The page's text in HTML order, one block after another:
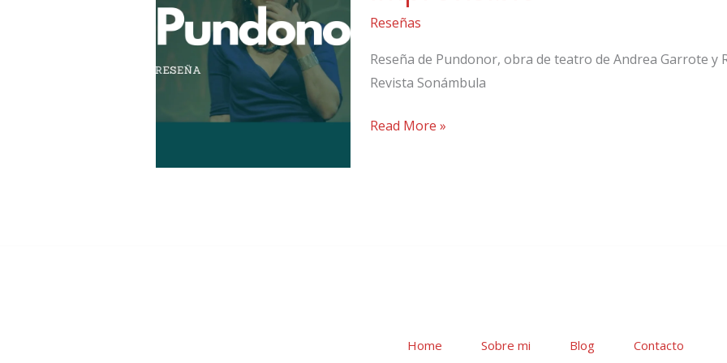
Reseñas
Reseña de Pundonor, obra de teatro de Andrea Garrote y
Revista Sonámbula
de
imprevisible
Read More »
Home Sobre mi Blog Contacto